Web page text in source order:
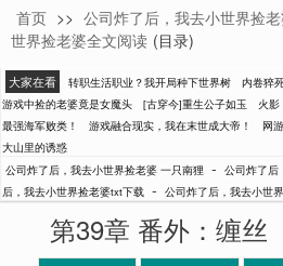
一只南狸
首页 >> 公司炸了后，我去小世界捡
世界捡老婆全文阅读 (目录)
大家在看 转职生活职业？我开局种下世界树 内卷猝
游戏中捡的老婆竟是女魔头
[古穿今]重生公子如玉 火
最强海军败类！
游戏融合现实，我在末世成大帝！ 网
大山里的诱惑
公司炸了后，我去小世界捡老婆 一只南狸 - 公司炸了后
后，我去小世界捡老婆txt下载 - 公司炸了后，我去小世
第39章 番外：缠丝